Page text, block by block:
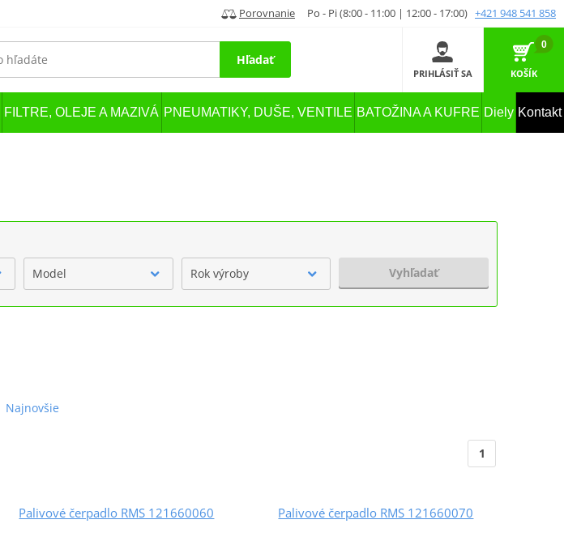
Porovnanie Po - Pi (8:00 - 11:00 | 12:00 - 17:00) +421 948 541 858
Hľadať
PRIHLÁSIŤ SA
0
KOŠÍK
FILTRE, OLEJE A MAZIVÁ PNEUMATIKY, DUŠE, VENTILE BATOŽINA A KUFRE Diely Kontakt
Model Rok výroby Vyhľadať
Najnovšie
1
Palivové čerpadlo RMS 121660060 Palivové čerpadlo RMS 121660070